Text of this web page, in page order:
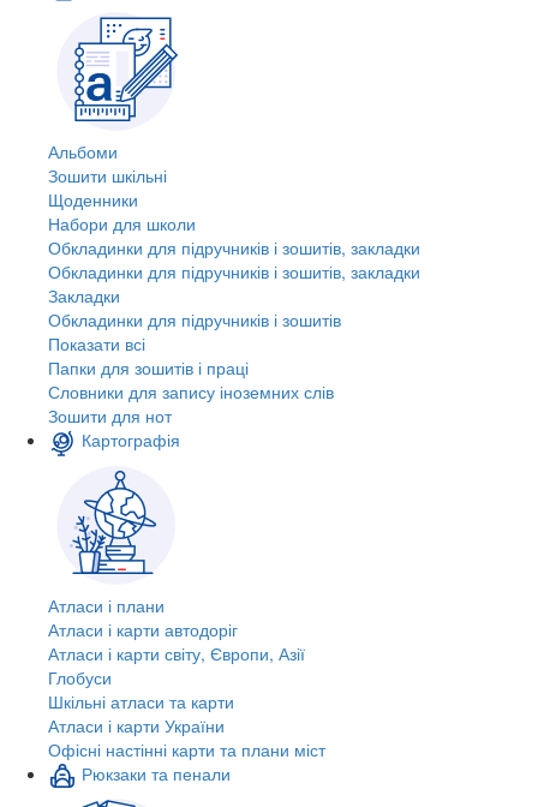
Альбоми
Зошити шкільні
Щоденники
Набори для школи
Обкладинки для підручників і зошитів, закладки
Обкладинки для підручників і зошитів, закладки
Закладки
Обкладинки для підручників і зошитів
Показати всі
Папки для зошитів і праці
Словники для запису іноземних слів
Зошити для нот
Картографія
Атласи і плани
Атласи і карти автодоріг
Атласи і карти світу, Європи, Азії
Глобуси
Шкільні атласи та карти
Атласи і карти України
Офісні настінні карти та плани міст
Рюкзаки та пенали